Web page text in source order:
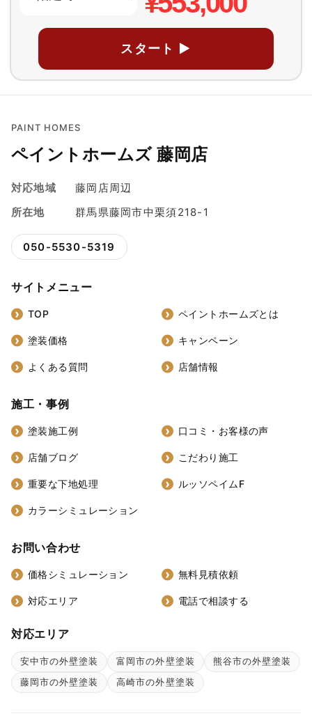
スタート ▶
PAINT HOMES
ペイントホームズ 藤岡店
対応地域
藤岡店周辺
所在地
群馬県藤岡市中栗須218-1
050-5530-5319
サイトメニュー
TOP ペイントホームズとは
塗装価格 キャンペーン
よくある質問 店舗情報
施工・事例
塗装施工例 口コミ・お客様の声
店舗ブログ こだわり施工
重要な下地処理 ルッソペイムF
カラーシミュレーション
お問い合わせ
価格シミュレーション 無料見積依頼
対応エリア 電話で相談する
対応エリア
安中市の外壁塗装 富岡市の外壁塗装
熊谷市の外壁塗装
藤岡市の外壁塗装
高崎市の外壁塗装